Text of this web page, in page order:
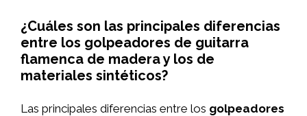
¿Cuáles son las principales diferencias
entre los golpeadores de guitarra
flamenca de madera y los de
materiales sintéticos?
Las principales diferencias entre los golpeadores